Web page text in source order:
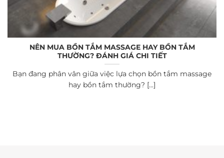
NÊN MUA BỒN TẮM MASSAGE HAY BỒN TẮM
THƯỜNG? ĐÁNH GIÁ CHI TIẾT
Bạn đang phân vân giữa việc lựa chọn bồn tắm massage
hay bồn tắm thường? [...]